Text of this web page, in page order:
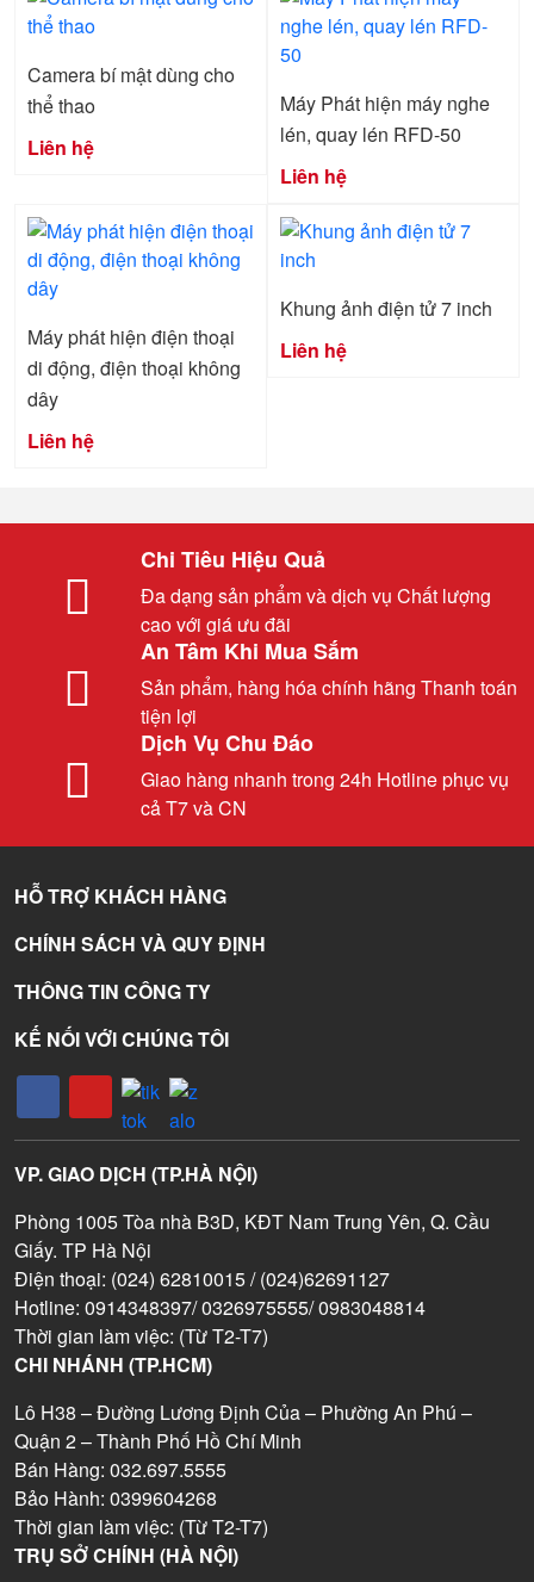
Camera bí mật dùng cho
thể thao
Liên hệ
Máy Phát hiện máy nghe
lén, quay lén RFD-50
Liên hệ
Máy phát hiện điện thoại
di động, điện thoại không
dây
Liên hệ
Khung ảnh điện tử 7 inch
Liên hệ
Chi Tiêu Hiệu Quả
Đa dạng sản phẩm và dịch vụ Chất lượng
cao với giá ưu đãi
An Tâm Khi Mua Sắm
Sản phẩm, hàng hóa chính hãng Thanh toán
tiện lợi
Dịch Vụ Chu Đáo
Giao hàng nhanh trong 24h Hotline phục vụ
cả T7 và CN
HỖ TRỢ KHÁCH HÀNG
CHÍNH SÁCH VÀ QUY ĐỊNH
THÔNG TIN CÔNG TY
KẾ NỐI VỚI CHÚNG TÔI
VP. GIAO DỊCH (TP.HÀ NỘI)
Phòng 1005 Tòa nhà B3D, KĐT Nam Trung Yên, Q. Cầu
Giấy. TP Hà Nội
Điện thoại: (024) 62810015 / (024)62691127
Hotline: 0914348397/ 0326975555/ 0983048814
Thời gian làm việc: (Từ T2-T7)
CHI NHÁNH (TP.HCM)
Lô H38 – Đường Lương Định Của – Phường An Phú –
Quận 2 – Thành Phố Hồ Chí Minh
Bán Hàng: 032.697.5555
Bảo Hành: 0399604268
Thời gian làm việc: (Từ T2-T7)
TRỤ SỞ CHÍNH (HÀ NỘI)